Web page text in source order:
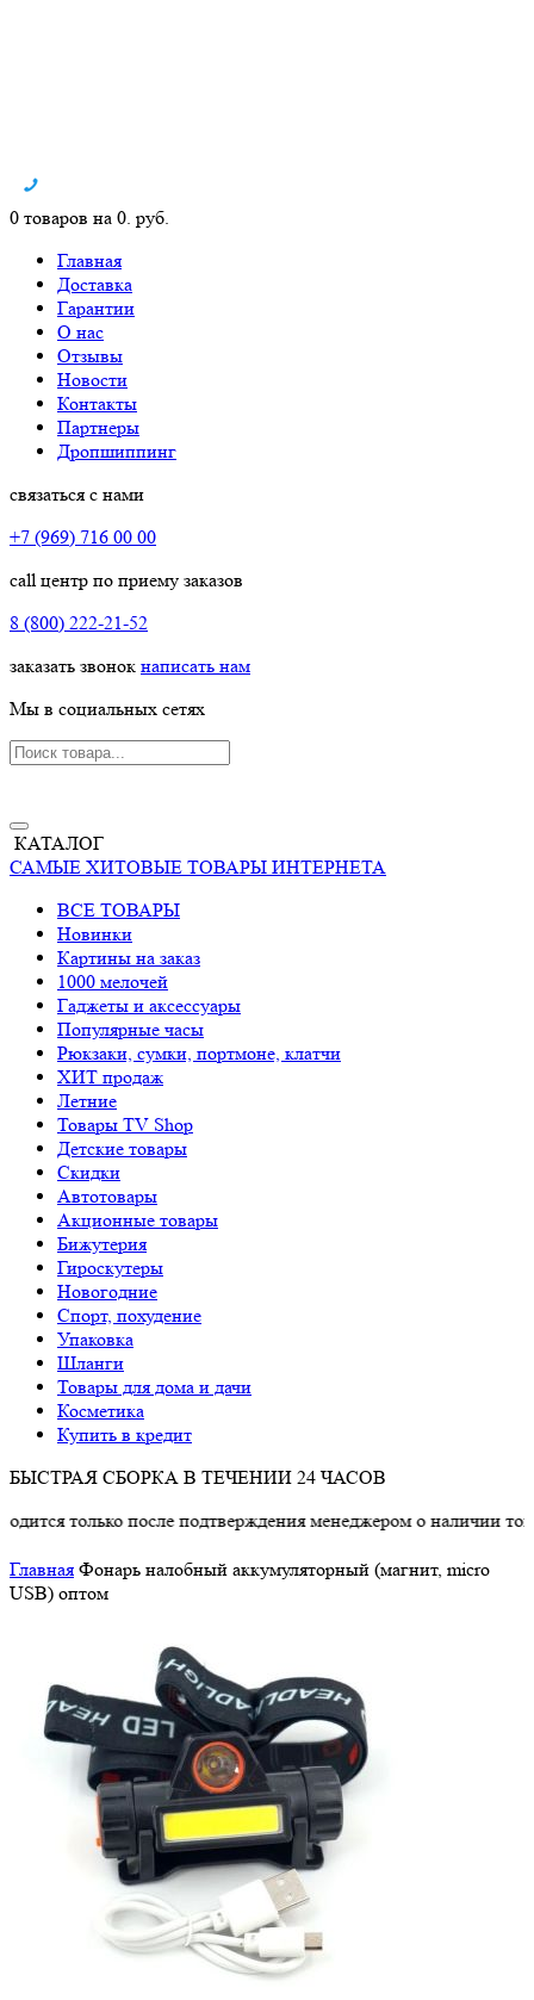
0 товаров на 0. руб.
Главная
Доставка
Гарантии
О нас
Отзывы
Новости
Контакты
Партнеры
Дропшиппинг
связаться с нами
+7 (969) 716 00 00
call центр по приему заказов
8 (800) 222-21-52
заказать звонок написать нам
Мы в социальных сетях
КАТАЛОГ
САМЫЕ ХИТОВЫЕ ТОВАРЫ ИНТЕРНЕТА
ВСЕ ТОВАРЫ
Новинки
Картины на заказ
1000 мелочей
Гаджеты и аксессуары
Популярные часы
Рюкзаки, сумки, портмоне, клатчи
ХИТ продаж
Летние
Товары TV Shop
Детские товары
Cкидки
Автотовары
Акционные товары
Бижутерия
Гироскутеры
Новогодние
Спорт, похудение
Упаковка
Шланги
Товары для дома и дачи
Косметика
Купить в кредит
БЫСТРАЯ СБОРКА В ТЕЧЕНИИ 24 ЧАСОВ
после подтверждения менеджером о наличии товара.
Главная Фонарь налобный аккумуляторный (магнит, micro
USB) оптом